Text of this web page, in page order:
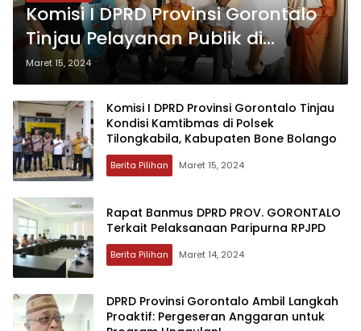
Komisi I DPRD Provinsi Gorontalo
Tinjau Pelayanan Publik di
Kecamatan Telaga, Kabupaten
Gorontalo
Maret 15, 2024
Komisi I DPRD Provinsi Gorontalo Tinjau
Kondisi Kamtibmas di Polsek
Tilongkabila, Kabupaten Bone Bolango
Berita Pilihan Maret 15, 2024
Rapat Banmus DPRD PROV. GORONTALO
Terkait Pelaksanaan Paripurna RPJPD
Berita Pilihan Maret 14, 2024
DPRD Provinsi Gorontalo Ambil Langkah
Proaktif: Pergeseran Anggaran untuk